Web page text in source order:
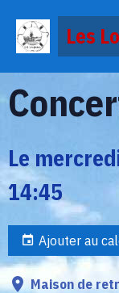
Les
Le
14:45
Ajouter au
Maison de